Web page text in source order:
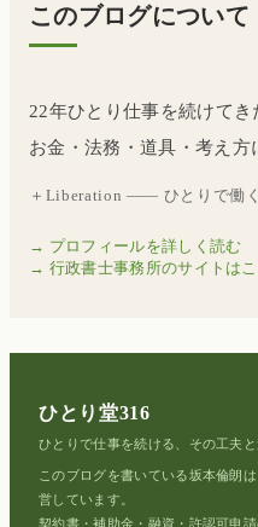
このブログについて
22年ひとり仕事を続けてき
お金・法務・道具・考え方
＋Liberation —— ひとりで働く
→ プロフィールを詳しく読む
→ 行政書士事務所のサイトはこ
ひとり堂316
ひとりで仕事を続ける、その工夫と
このブログを書いている坂本倫朗
営しています。
契約書・補助金・融資・許認可申